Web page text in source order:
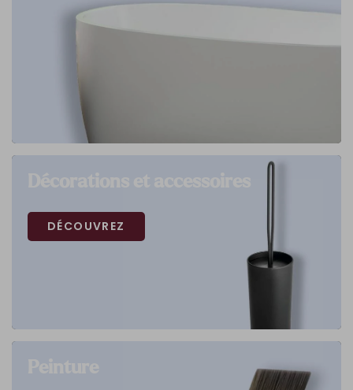
DÉCOUVREZ